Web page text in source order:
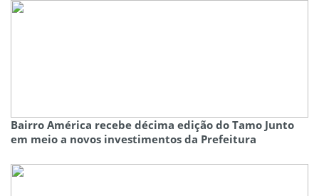
Bairro América recebe décima edição do Tamo Junto
em meio a novos investimentos da Prefeitura